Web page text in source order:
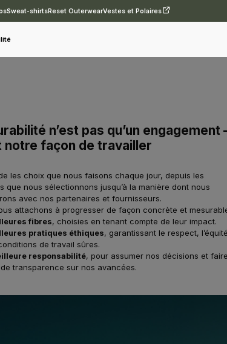
Sweat-shirtsReset OuterwearVestes et Polaires
n’est pas qu’un engagement
notre façon de travailler
les choix que nous faisons chaque jour, depuis les
que nous sélectionnons jusqu’à la manière dont nous
avec nos partenaires et fournisseurs.
attachons à progresser de façon concrète et
fibres, choisies en tenant compte de leur impact.
pratiques éthiques, garantissant le respect, l’équité
de travail sûres.
responsabilité, pour assumer nos décisions et faire
transparence sur nos avancées.